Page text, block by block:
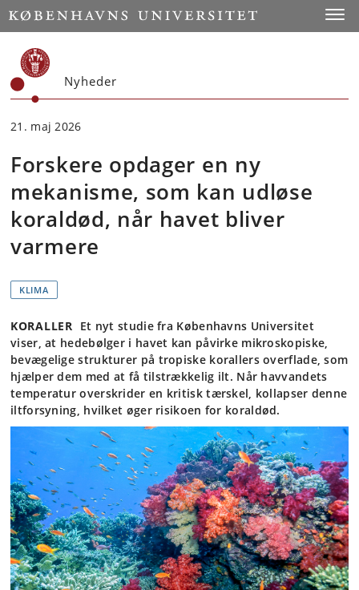
Start
Nyheder
21. maj 2026
Forskere opdager en ny
mekanisme, som kan udløse
koraldød, når havet bliver
varmere
KLIMA
KORALLER Et nyt studie fra Københavns Universitet
viser, at hedebølger i havet kan påvirke mikroskopiske,
bevægelige strukturer på tropiske korallers overflade, som
hjælper dem med at få tilstrækkelig ilt. Når havvandets
temperatur overskrider en kritisk tærskel, kollapser denne
iltforsyning, hvilket øger risikoen for koraldød.